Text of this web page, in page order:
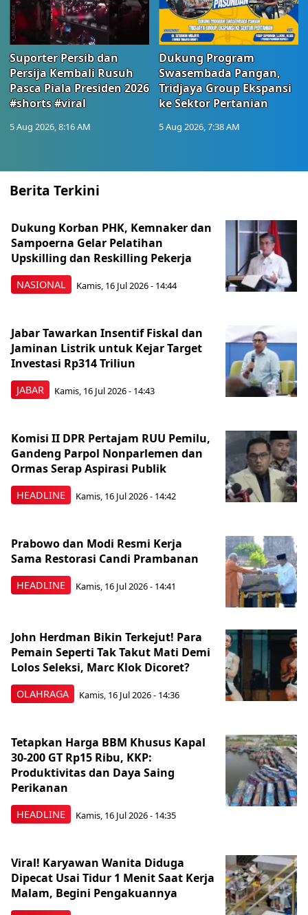
Suporter Persib dan
Persija Kembali Rusuh
Pasca Piala Presiden 2026
#shorts #viral
5 Aug 2026, 8:16 AM
Dukung Program
Swasembada Pangan,
Tridjaya Group Ekspansi
ke Sektor Pertanian
5 Aug 2026, 7:38 AM
Berita Terkini
NASIONAL
Dukung Korban PHK, Kemnaker dan
Sampoerna Gelar Pelatihan
Upskilling dan Reskilling Pekerja
Kamis, 16 Jul 2026 - 14:44
JABAR
Jabar Tawarkan Insentif Fiskal dan
Jaminan Listrik untuk Kejar Target
Investasi Rp314 Triliun
Kamis, 16 Jul 2026 - 14:43
HEADLINE
Komisi II DPR Pertajam RUU Pemilu,
Gandeng Parpol Nonparlemen dan
Ormas Serap Aspirasi Publik
Kamis, 16 Jul 2026 - 14:42
HEADLINE
Prabowo dan Modi Resmi Kerja
Sama Restorasi Candi Prambanan
Kamis, 16 Jul 2026 - 14:41
OLAHRAGA
John Herdman Bikin Terkejut! Para
Pemain Seperti Tak Takut Mati Demi
Lolos Seleksi, Marc Klok Dicoret?
Kamis, 16 Jul 2026 - 14:36
HEADLINE
Tetapkan Harga BBM Khusus Kapal
30-200 GT Rp15 Ribu, KKP:
Produktivitas dan Daya Saing
Perikanan
Kamis, 16 Jul 2026 - 14:35
Viral! Karyawan Wanita Diduga
Dipecat Usai Tidur 1 Menit Saat Kerja
Malam, Begini Pengakuannya